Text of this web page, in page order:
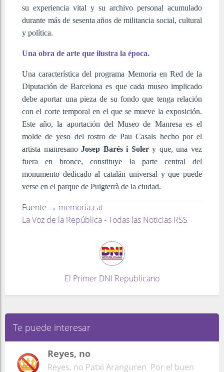
su experiencia vital y su archivo personal acumulado
durante más de sesenta años de militancia social, cultural
y política.
Una obra de arte que ilustra la época.
Una característica del programa Memoria en Red de la
Diputación de Barcelona es que cada museo implicado
debe aportar una pieza de su fondo que tenga relación
con el corte temporal en el que se mueve la exposición.
Este año, la aportación del Museo de Manresa es el
molde de yeso del rostro de Pau Casals hecho por el
artista manresanoJosep Barés i Solery que, una vez
fuera en bronce, constituye la parte central del
monumento dedicado al catalán universal y que puede
verse en el parque de Puigterrà de la ciudad.
Fuente → memoria.cat
La Voz de la República - Todas las Noticias RSS
El Primer DNI Republicano
Te puede interesar
Reyes, no
Reyes, no Patxi Aranguren Por el buen